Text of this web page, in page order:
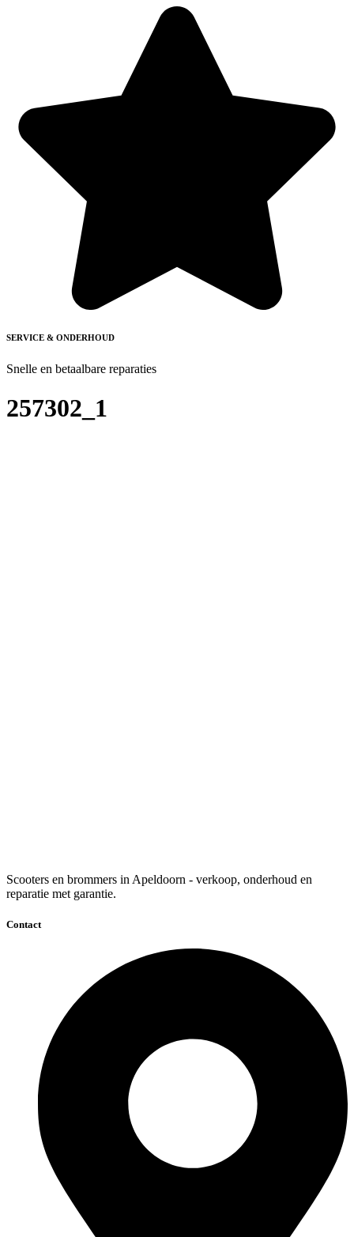
SERVICE & ONDERHOUD
Snelle en betaalbare reparaties
257302_1
Scooters en brommers in Apeldoorn - verkoop, onderhoud en
reparatie met garantie.
Contact